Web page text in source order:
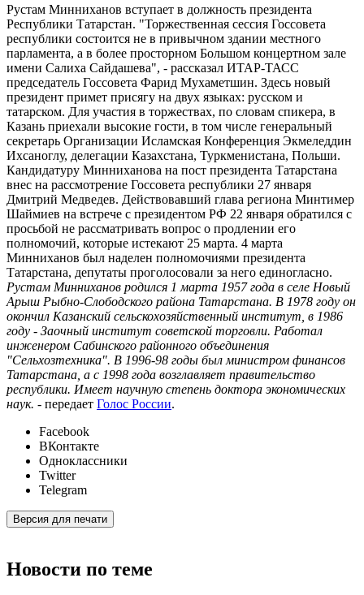
Рустам Минниханов вступает в должность президента
Республики Татарстан. "Торжественная сессия Госсовета
республики состоится не в привычном здании местного
парламента, а в более просторном Большом концертном зале
имени Салиха Сайдашева", - рассказал ИТАР-ТАСС
председатель Госсовета Фарид Мухаметшин. Здесь новый
президент примет присягу на двух языках: русском и
татарском. Для участия в торжествах, по словам спикера, в
Казань приехали высокие гости, в том числе генеральный
секретарь Организации Исламская Конференция Экмеледдин
Ихсаноглу, делегации Казахстана, Туркменистана, Польши.
Кандидатуру Минниханова на пост президента Татарстана
внес на рассмотрение Госсовета республики 27 января
Дмитрий Медведев. Действовавший глава региона Минтимер
Шаймиев на встрече с президентом РФ 22 января обратился с
просьбой не рассматривать вопрос о продлении его
полномочий, которые истекают 25 марта. 4 марта
Минниханов был наделен полномочиями президента
Татарстана, депутаты проголосовали за него единогласно.
Рустам Минниханов родился 1 марта 1957 года в селе Новый
Арыш Рыбно-Слободского района Татарстана. В 1978 году он
окончил Казанский сельскохозяйственный институт, в 1986
году - Заочный институт советской торговли. Работал
инженером Сабинского районного объединения
"Сельхозтехника". В 1996-98 годы был министром финансов
Татарстана, а с 1998 года возглавляет правительство
республики. Имеет научную степень доктора экономических
наук. - передает Голос России.
Facebook
ВКонтакте
Одноклассники
Twitter
Telegram
Версия для печати
Новости по теме